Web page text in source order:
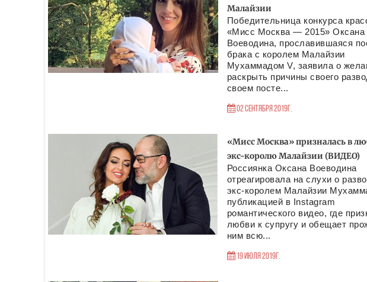
Малайзии
Победительница конкурса
«Мисс Москва — 2015» Оксана
Воеводина, прославившаяся
брака с королем Малайзии
Мухаммадом V, заявила о
раскрыть причины своего
своем посте...
02 Сентября 2019г.
«Мисс Москва» призналась в
экс-королю Малайзии (ВИДЕО)
Россиянка Оксана Воеводина
отреагировала на слухи о
экс-королем Малайзии
публикацией в Instagram
романтического видео, где
любви к супругу и обещает
ним всю...
19 Июля 2019г.